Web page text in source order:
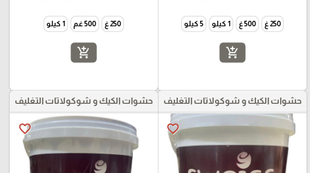
250 غ 500 غ 1 كيلو 5 كيلو
add_shopping_cart
250 غ 500 غم 1 كيلو
add_shopping_cart
حشوات الكيك و شوكولاتات التغليف
favorite_border
حشوات الكيك و شوكولاتات التغليف
favorite_border